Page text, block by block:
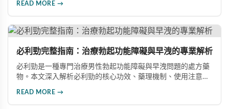
READ MORE →
必利勁完整指南：治療勃起功能障礙與早洩的專業解析
必利勁是一種專門治療男性勃起功能障礙與早洩問題的處方藥
物。本文深入解析必利勁的核心功效、藥理機制、使用注意事
READ MORE →